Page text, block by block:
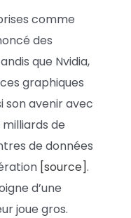
comme
des
que Nvidia,
graphiques
son avenir avec
de
de données
[source].
d’une
joue gros.